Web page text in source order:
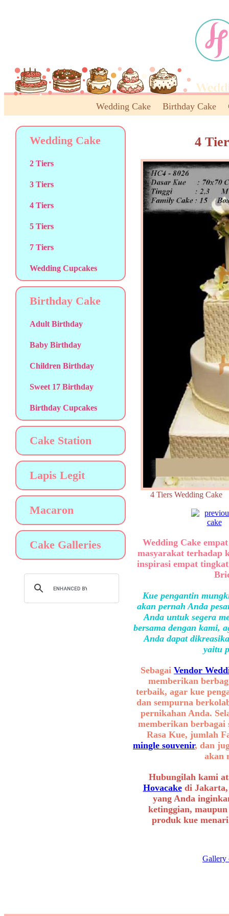
Wedding Cake Birthday Cake
Wedding Cake
2 Tiers
3 Tiers
4 Tiers
5 Tiers
7 Tiers
Wedding Cupcakes
Birthday Cake
Adult Birthday
Baby Birthday
Children Birthday
Sweet 17 Birthday
Birthday Cupcakes
Cake Station
Lapis Legit
Macaron
Cake Galleries
4
4 Tiers Wedding
Wedding Cake
masyarakat terhadap
inspirasi empat
Kue pengantin
akan pernah Anda
Anda untuk segera
bersama dengan kami,
Anda dapat
yaitu
Sebagai Vendor
memberikan
terbaik, agar kue
dan sempurna
pernikahan Anda.
memberikan
Rasa Kue, jumlah
mingle souvenir, dan
akan
Hubungilah kami
Hovacakedi Jakarta,
yang Anda
ketinggian,
produk kue
Gallery